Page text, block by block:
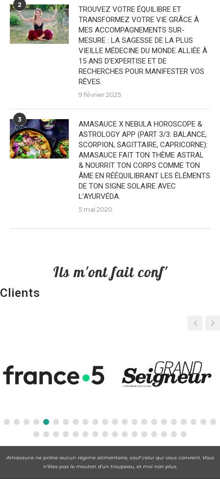
2
TROUVEZ VOTRE ÉQUILIBRE ET
TRANSFORMEZ VOTRE VIE GRÂCE À
MES ACCOMPAGNEMENTS SUR-
MESURE : LA SAGESSE DE LA PLUS
VIEILLE MÉDECINE DU MONDE ALLIÉE À
15 ANS D’EXPERTISE ET DE
RECHERCHES POUR MANIFESTER VOS
RÊVES.
9 février 2025
3
AMASAUCE X NEBULA HOROSCOPE &
ASTROLOGY APP (PART 3/3: BALANCE,
SCORPION, SAGITTAIRE, CAPRICORNE):
AMASAUCE FAIT TON THÈME ASTRAL
& NOURRIT TON CORPS COMME TON
ÂME EN RÉÉQUILIBRANT LES ÉLÉMENTS
DE TON SIGNE SOLAIRE AVEC
L’AYURVÉDA.
5 mai 2020
Ils m'ont fait conf'
Clients
Amasauce ne prône aucun régime alimentaire, sauf celui qui vous convient. Vous
n'êtes pas le mouton d'un troupeau, et moi non plus.